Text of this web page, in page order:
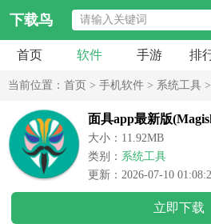
下载鸟
首页 软件 手游 排
当前位置： 首页 > 手机软件 > 系统工具 >
面具app最新版
大小：11.92MB
类别： 系统工具
更新：2026-07-10
立即下载